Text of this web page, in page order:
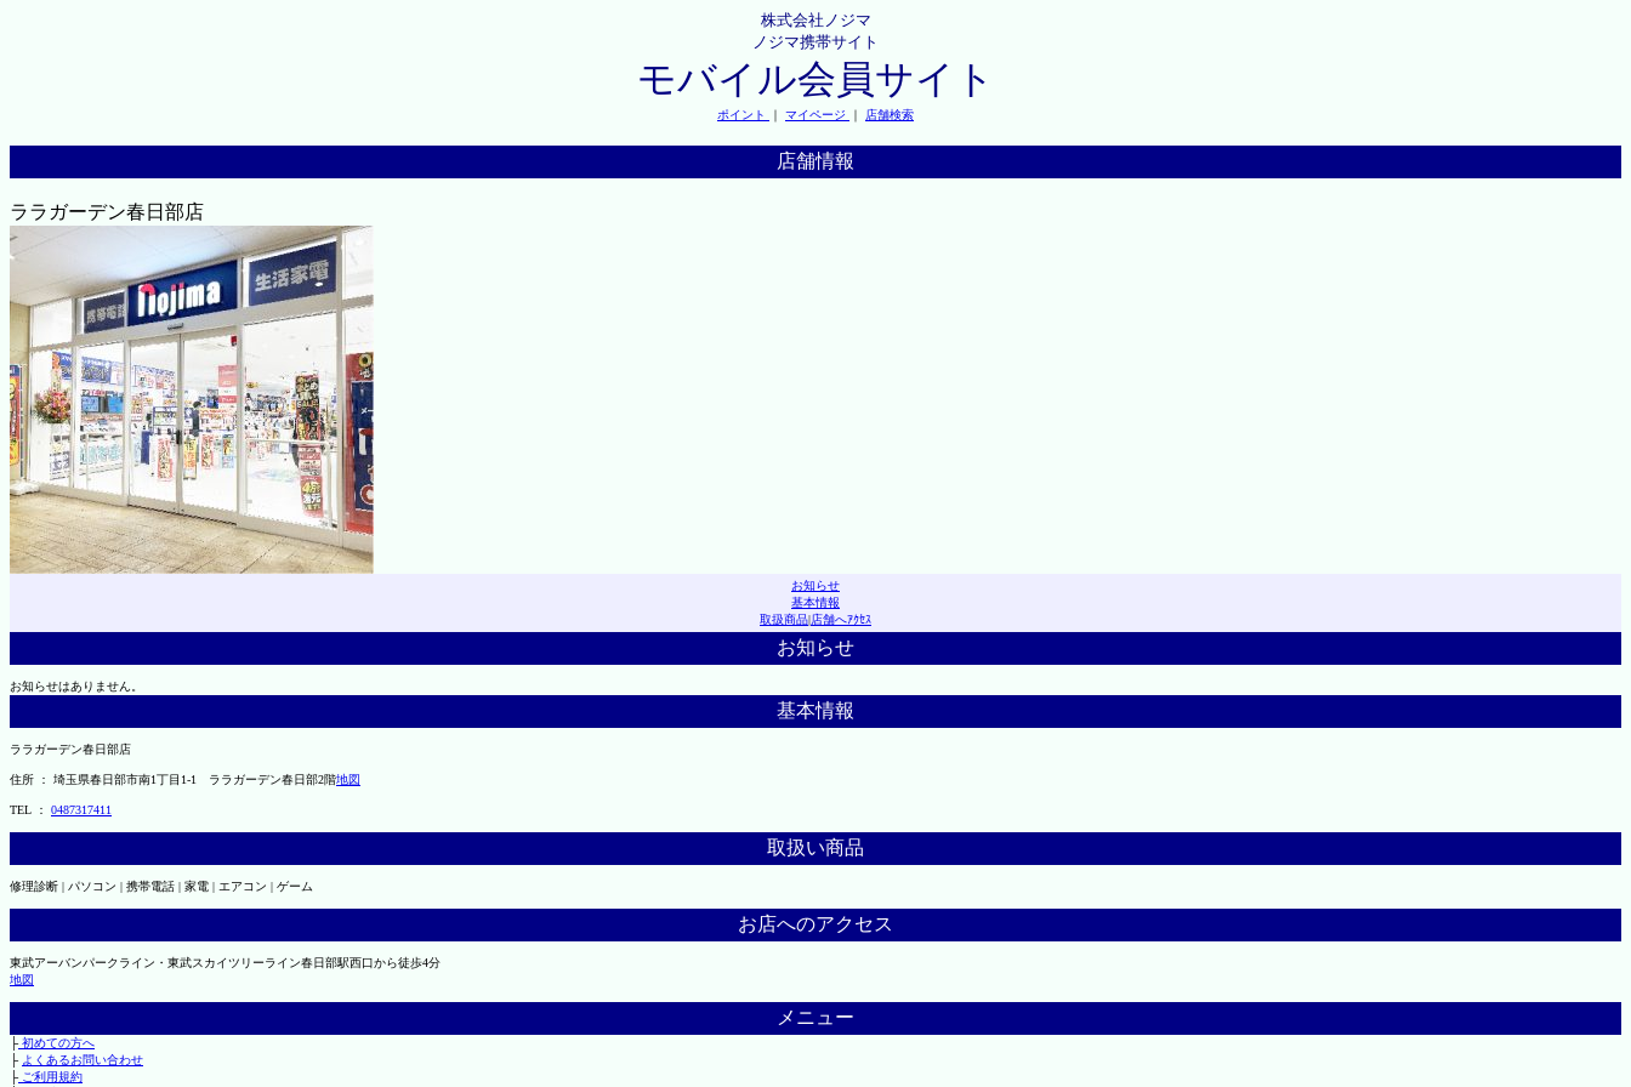
株式会社ノジマ
ノジマ携帯サイト
モバイル会員サイト
ポイント ｜ マイページ ｜ 店舗検索
店舗情報
ララガーデン春日部店
お知らせ
基本情報
取扱商品|店舗へｱｸｾｽ
お知らせ
お知らせはありません。
基本情報
ララガーデン春日部店
住所 ： 埼玉県春日部市南1丁目1-1 ララガーデン春日部2階地図
TEL ： 0487317411
取扱い商品
修理診断 | パソコン | 携帯電話 | 家電 | エアコン | ゲーム
お店へのアクセス
東武アーバンパークライン・東武スカイツリーライン春日部駅西口から徒歩4分
地図
メニュー
├初めての方へ
├ よくあるお問い合わせ
├ご利用規約